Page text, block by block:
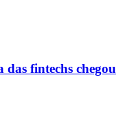
fintechs chegou